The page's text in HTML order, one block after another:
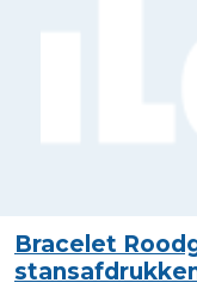
Bracelet